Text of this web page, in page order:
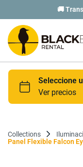
🚚
Collections
Panel Flexible Falcon